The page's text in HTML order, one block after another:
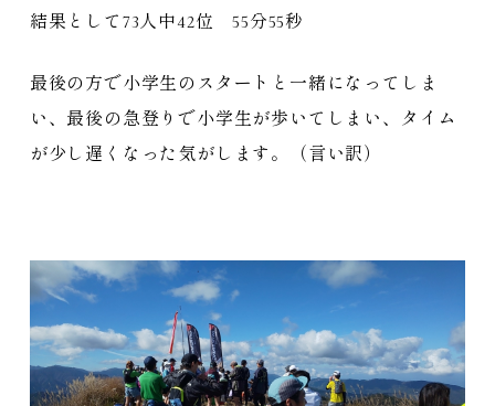
結果として73人中42位 55分55秒
最後の方で小学生のスタートと一緒になってしま
い、最後の急登りで小学生が歩いてしまい、タイム
が少し遅くなった気がします。（言い訳）